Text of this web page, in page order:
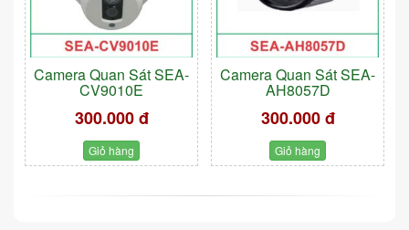
Camera Quan Sát SEA-
CV9010E
300.000 đ
Giỏ hàng
Camera Quan Sát SEA-
AH8057D
300.000 đ
Giỏ hàng